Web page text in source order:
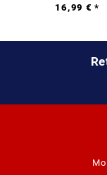
16,99 € *